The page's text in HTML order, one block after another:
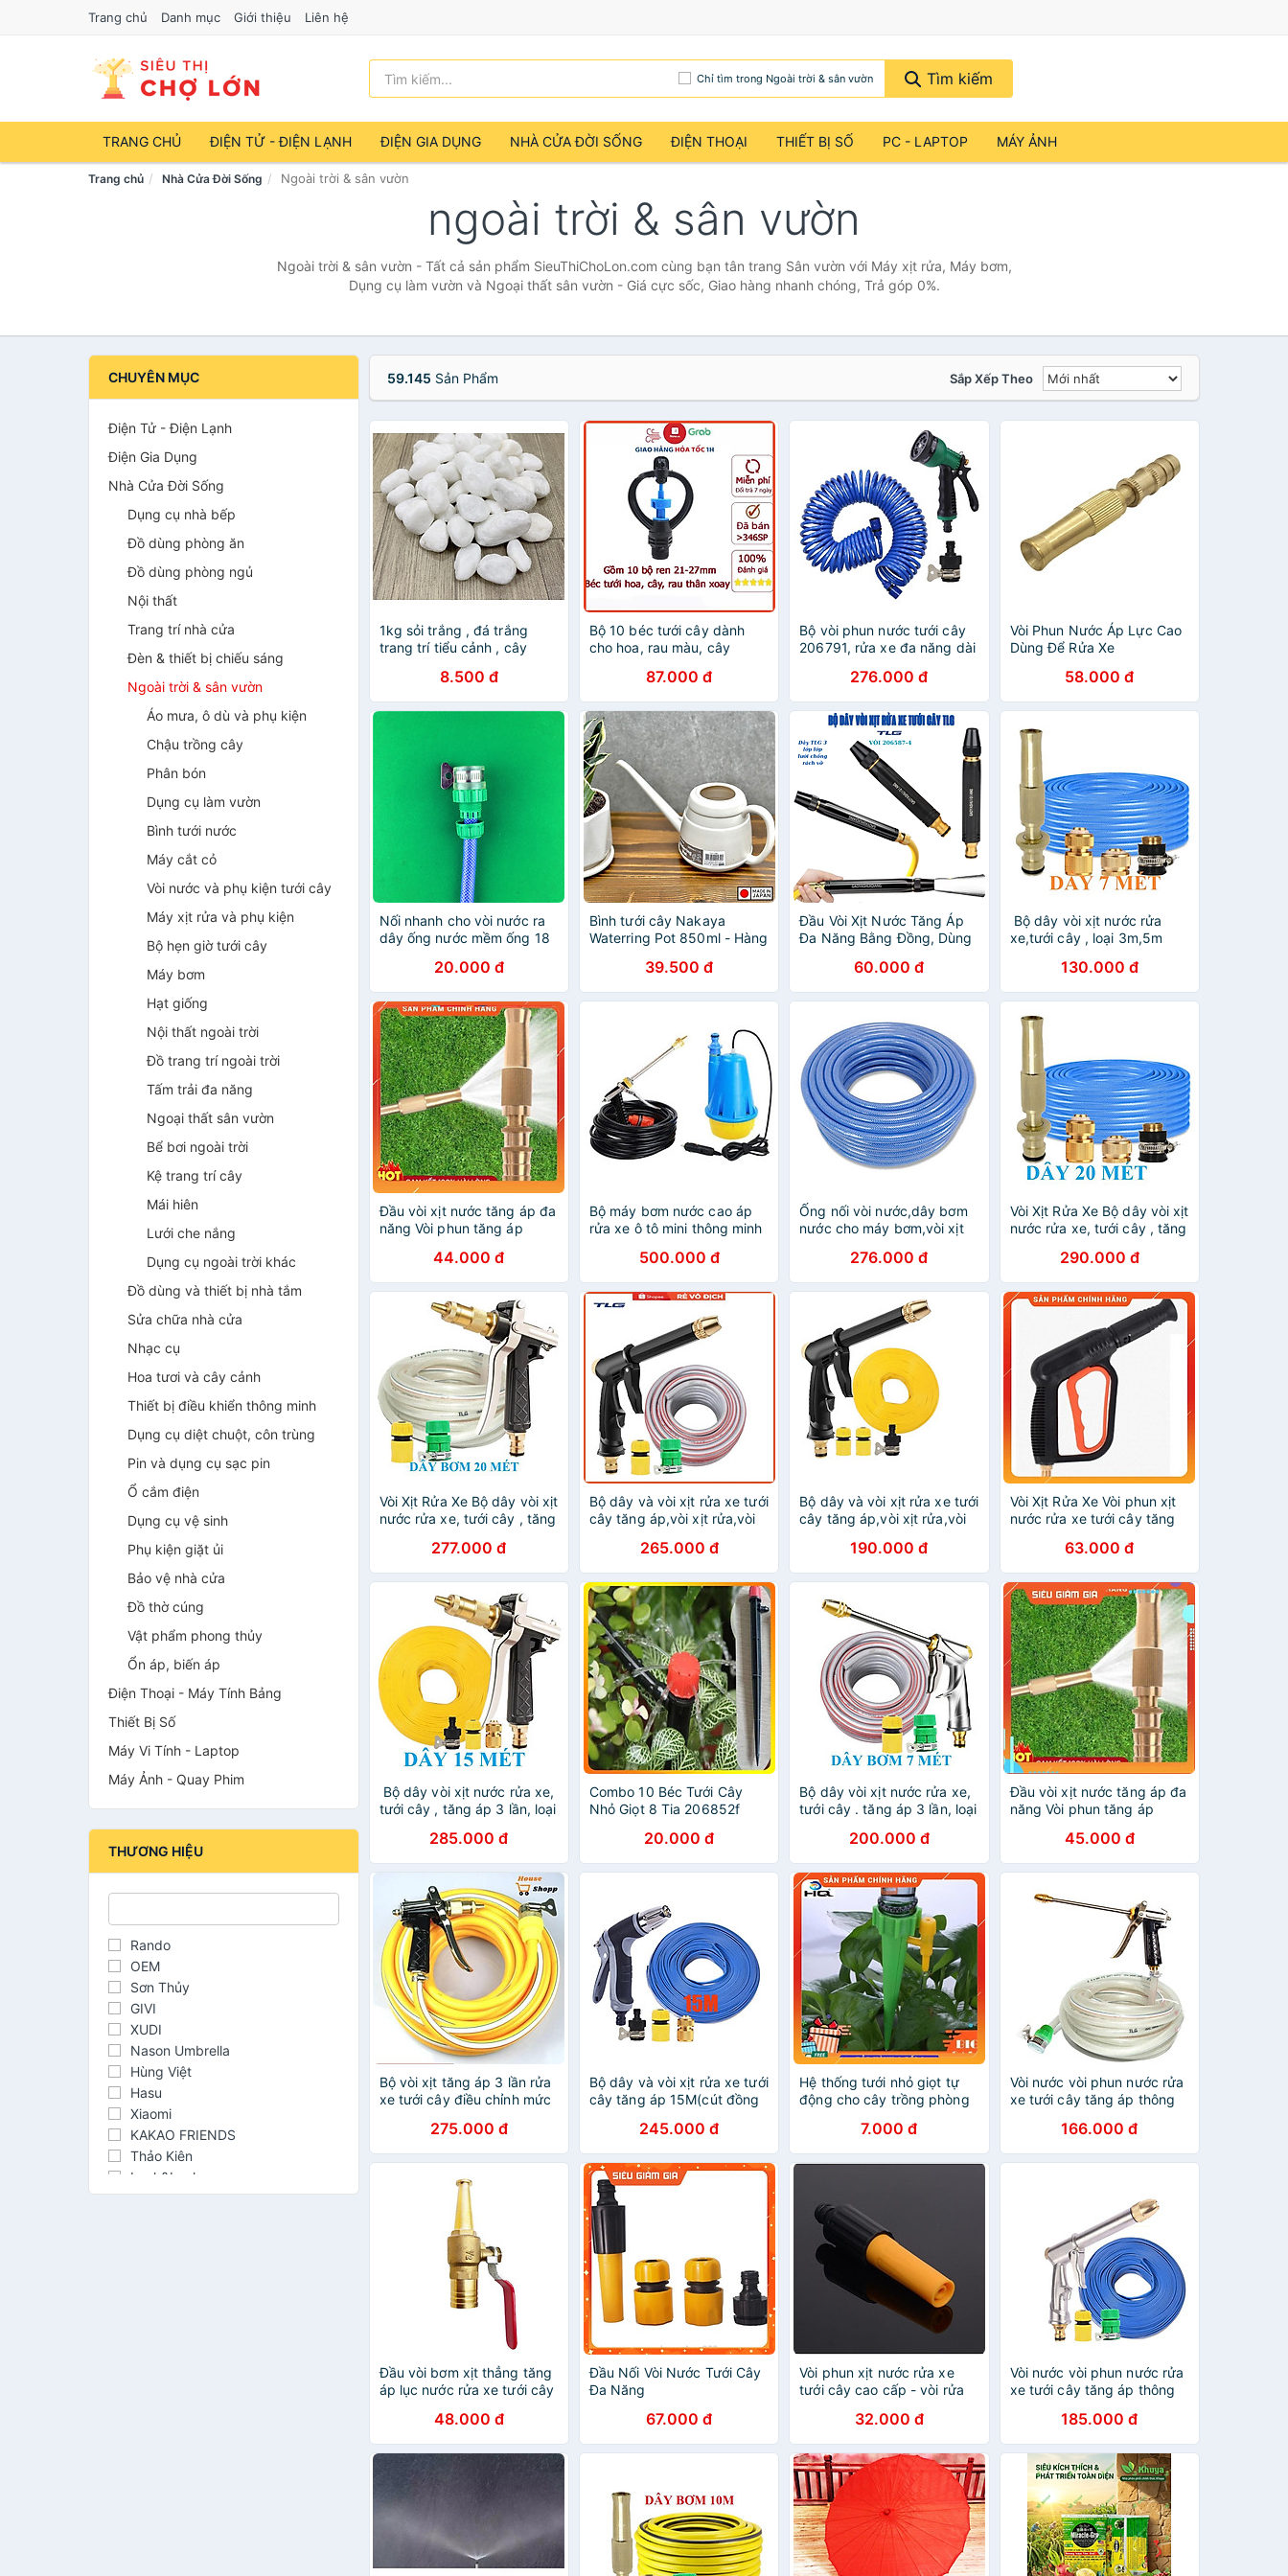
Trang chủ Danh mục Giới thiệu Liên hệ
Chỉ tìm trong Ngoài trời & sân vườn Tìm kiếm
TRANG CHỦ ĐIỆN TỬ - ĐIỆN LẠNH ĐIỆN GIA DỤNG NHÀ CỬA ĐỜI SỐNG ĐIỆN THOẠI THIẾT BỊ SỐ PC - LAPTOP MÁY ẢNH
Trang chủ Nhà Cửa Đời Sống Ngoài trời & sân vườn
ngoài trời & sân vườn
Ngoài trời & sân vườn - Tất cả sản phẩm SieuThiChoLon.com cùng bạn tân trang Sân vườn với Máy xịt rửa, Máy bơm,
Dụng cụ làm vườn và Ngoại thất sân vườn - Giá cực sốc, Giao hàng nhanh chóng, Trả góp 0%.
CHUYÊN MỤC
Điện Tử - Điện Lạnh
Điện Gia Dụng
Nhà Cửa Đời Sống
Dụng cụ nhà bếp
Đồ dùng phòng ăn
Đồ dùng phòng ngủ
Nội thất
Trang trí nhà cửa
Đèn & thiết bị chiếu sáng
Ngoài trời & sân vườn
Áo mưa, ô dù và phụ kiện
Chậu trồng cây
Phân bón
Dụng cụ làm vườn
Bình tưới nước
Máy cắt cỏ
Vòi nước và phụ kiện tưới cây
Máy xịt rửa và phụ kiện
Bộ hẹn giờ tưới cây
Máy bơm
Hạt giống
Nội thất ngoài trời
Đồ trang trí ngoài trời
Tấm trải đa năng
Ngoại thất sân vườn
Bể bơi ngoài trời
Kệ trang trí cây
Mái hiên
Lưới che nắng
Dụng cụ ngoài trời khác
Đồ dùng và thiết bị nhà tắm
Sửa chữa nhà cửa
Nhạc cụ
Hoa tươi và cây cảnh
Thiết bị điều khiển thông minh
Dụng cụ diệt chuột, côn trùng
Pin và dụng cụ sạc pin
Ổ cắm điện
Dụng cụ vệ sinh
Phụ kiện giặt ủi
Bảo vệ nhà cửa
Đồ thờ cúng
Vật phẩm phong thủy
Ổn áp, biến áp
Điện Thoại - Máy Tính Bảng
Thiết Bị Số
Máy Vi Tính - Laptop
Máy Ảnh - Quay Phim
THƯƠNG HIỆU
Rando
OEM
Sơn Thủy
GIVI
XUDI
Nason Umbrella
Hùng Việt
Hasu
Xiaomi
KAKAO FRIENDS
Thảo Kiên
Lock&Lock
HITEX VIETNAM
59.145 Sản Phẩm Sắp Xếp Theo
1kg sỏi trắng , đá trắng
trang trí tiểu cảnh , cây
8.500 đ
Bộ 10 béc tưới cây dành
cho hoa, rau màu, cây
thân xoay 206851-1b
87.000 đ
Bộ vòi phun nước tưới cây
206791, rửa xe đa năng dài
276.000 đ
Vòi Phun Nước Áp Lực Cao
Dùng Để Rửa Xe
58.000 đ
Nối nhanh cho vòi nước ra
dây ống nước mềm ống 18
hay rửa xe20.000 đ
Bình tưới cây Nakaya
Waterring Pot 850ml - Hàng
39.500 đ
Đầu Vòi Xịt Nước Tăng Áp
Đa Năng Bằng Đồng, Dùng
Chỉnh Được Tia Nước Phun
Ra 206587-4 (đen)
60.000 đ
️️ Bộ dây vòi xịt nước rửa
xe,tưới cây , loại 3m,5m
đồng,nối đồng+ đai
130.000 đ
Đầu vòi xịt nước tăng áp đa
năng Vòi phun tăng áp
xe cực mạnh - 3 chế độ
206587
44.000 đ
Bộ máy bơm nước cao áp
rửa xe ô tô mini thông minh
500.000 đ
Ống nối vòi nước,dây bơm
nước cho máy bơm,vòi xịt
206576 (xanh)
276.000 đ
Vòi Xịt Rửa Xe️ Bộ dây vòi xịt
nước rửa xe, tưới cây , tăng
đầu đồng, cút đồng
290.000 đ
Vòi Xịt Rửa Xe️ Bộ dây vòi xịt
nước rửa xe, tưới cây , tăng
cút sập, + đai277.000 đ
Bộ dây và vòi xịt rửa xe tưới
cây tăng áp,vòi xịt rửa,vòi
xám- cút nối xanh)
265.000 đ
Bộ dây và vòi xịt rửa xe tưới
cây tăng áp,vòi xịt rửa,vòi
vàng dẹt- cút nối đen)
190.000 đ
Vòi Xịt Rửa Xe️ Vòi phun xịt
nước rửa xe tưới cây tăng
63.000 đ
️ Bộ dây vòi xịt nước rửa xe,
tưới cây , tăng áp 3 lần, loại
đồng nối nhựa đen
285.000 đ
Combo 10 Béc Tưới Cây
Nhỏ Giọt 8 Tia 206852f
20.000 đ
Bộ dây vòi xịt nước rửa xe,
tưới cây . tăng áp 3 lần, loại
đồng,cút,nối vàng+ tặng
móc khoá
200.000 đ
Đầu vòi xịt nước tăng áp đa
năng Vòi phun tăng áp
xe cực mạnh - 3 chế độ
206587
45.000 đ
Bộ vòi xịt tăng áp 3 lần rửa
xe tưới cây điều chỉnh mức
năng 206400275.000 đ
Bộ dây và vòi xịt rửa xe tưới
cây tăng áp 15M(cút đồng
245.000 đ
Hệ thống tưới nhỏ giọt tự
động cho cây trồng phòng
7.000 đ
Vòi nước vòi phun nước rửa
xe tưới cây tăng áp thông
cao cấp TLG loạI 10m - dây
trắng 318498-1
166.000 đ
Đầu vòi bơm xịt thẳng tăng
áp lục nước rửa xe tưới cây
48.000 đ
Đầu Nối Vòi Nước Tưới Cây
Đa Năng
67.000 đ
Vòi phun xịt nước rửa xe
tưới cây cao cấp - vòi rửa
tăng áp lục nước 206622
32.000 đ
Vòi nước vòi phun nước rửa
xe tưới cây tăng áp thông
cao cấp TLG 206810 đầu
đồng,nối đen
185.000 đ